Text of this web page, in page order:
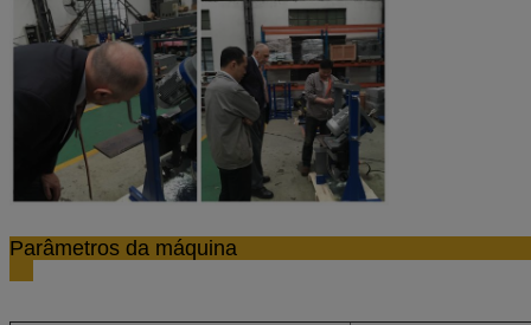
Parâmetros da